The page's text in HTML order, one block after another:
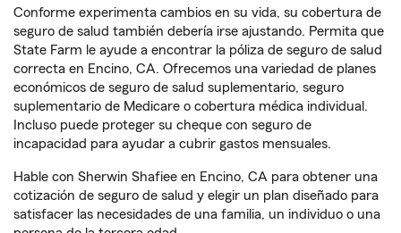
Conforme experimenta cambios en su vida, su cobertura de
seguro de salud también debería irse ajustando. Permita que
State Farm le ayude a encontrar la póliza de seguro de salud
correcta en Encino, CA. Ofrecemos una variedad de planes
económicos de seguro de salud suplementario, seguro
suplementario de Medicare o cobertura médica individual.
Incluso puede proteger su cheque con seguro de
incapacidad para ayudar a cubrir gastos mensuales.
Hable con Sherwin Shafiee en Encino, CA para obtener una
cotización de seguro de salud y elegir un plan diseñado para
satisfacer las necesidades de una familia, un individuo o una